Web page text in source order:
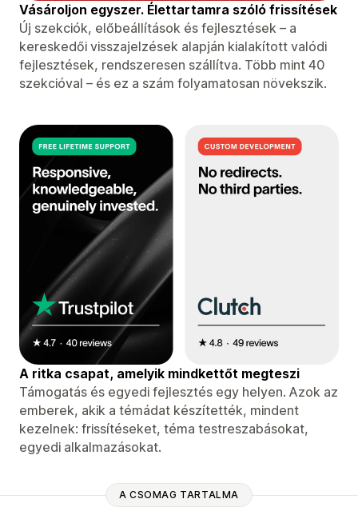
Vásároljon egyszer. Élettartamra szóló frissítések
Új szekciók, előbeállítások és fejlesztések – a
kereskedői visszajelzések alapján kialakított valódi
fejlesztések, rendszeresen szállítva. Több mint 40
szekcióval – és ez a szám folyamatosan növekszik.
A ritka csapat, amelyik mindkettőt megteszi
Támogatás és egyedi fejlesztés egy helyen. Azok az
emberek, akik a témádat készítették, mindent
kezelnek: frissítéseket, téma testreszabásokat,
egyedi alkalmazásokat.
A CSOMAG TARTALMA